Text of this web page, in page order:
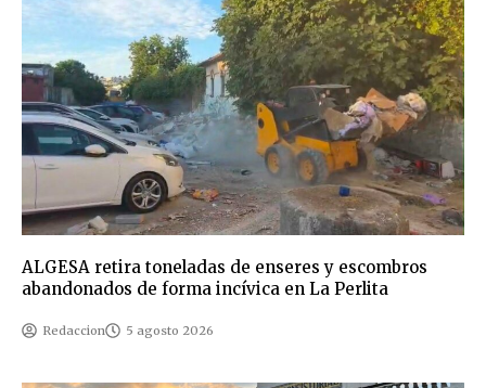
ALGESA retira toneladas de enseres y escombros
abandonados de forma incívica en La Perlita
Redaccion 5 agosto 2026